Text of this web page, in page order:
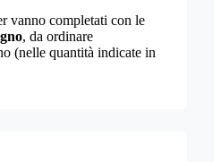
vanno completati con le
, da ordinare
(nelle quantità indicate in